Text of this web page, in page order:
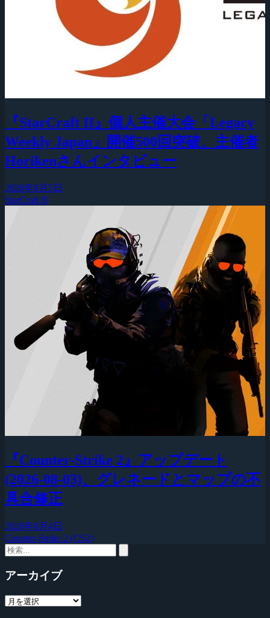
『StarCraft II』個人主催大会「Legacy
Weekly Japan」開催500回突破、主催者
Horikenさんインタビュー
2026年8月5日
StarCraft II
『Counter-Strike 2』アップデート
(2026-08-03)、グレネードとマップの不
具合修正
2026年8月4日
Counter-Strike 2 (CS2)
アーカイブ